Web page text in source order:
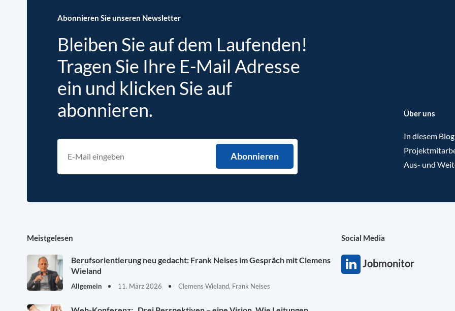
Abonnieren Sie unseren Newsletter
Bleiben Sie auf dem Laufenden!
Tragen Sie Ihre E-Mail Adresse
ein und klicken Sie auf
abonnieren.
Über uns
In diesem
Aus- und
Meistgelesen
Berufsorientierung neu gedacht: Frank Neises im Gespräch mit Clemens
Wieland
Allgemein 11. März 2026 Clemens Wieland, Frank Neises
Social Media
Jobmonitor